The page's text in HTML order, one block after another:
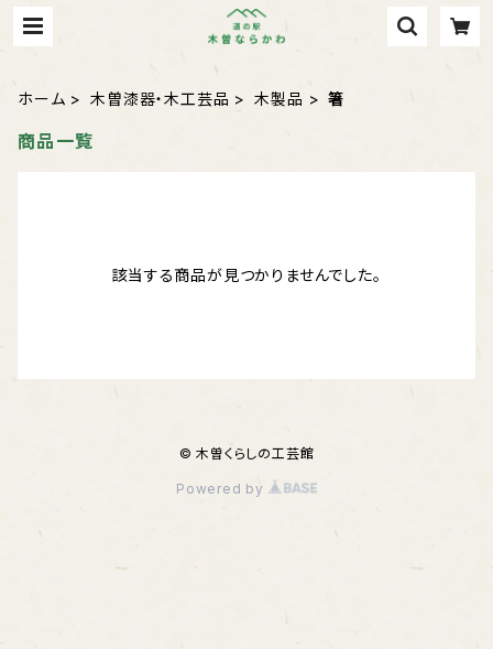
ホーム 木曽漆器・木工芸品 木製品 箸
商品一覧
該当する商品が見つかりませんでした。
© 木曽くらしの工芸館
Powered by